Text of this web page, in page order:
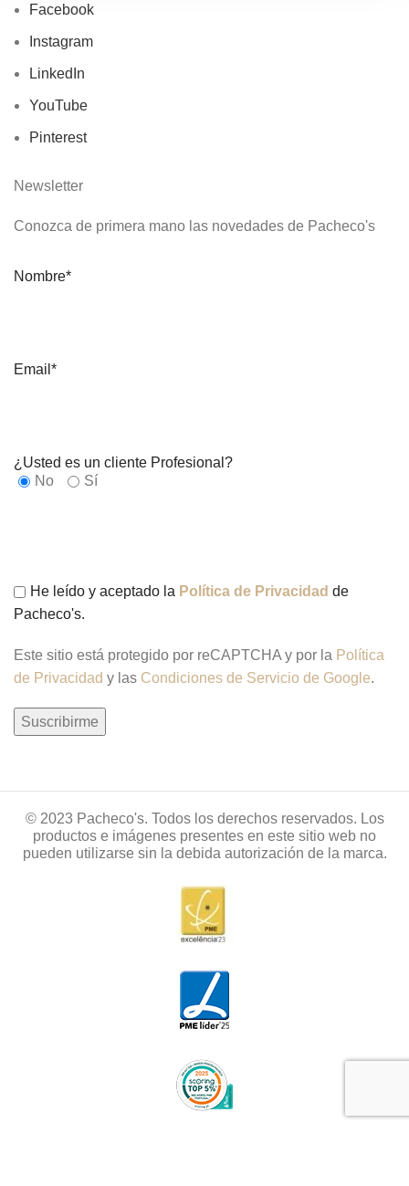
Facebook
Instagram
LinkedIn
YouTube
Pinterest
Newsletter
Conozca de primera mano las novedades de Pacheco's
Nombre*
Email*
¿Usted es un cliente Profesional?
No
Sí
He leído y aceptado la Política de Privacidad de
Pacheco's.
Este sitio está protegido por reCAPTCHA y por la Política
de Privacidad y las Condiciones de Servicio de Google.
© 2023 Pacheco's. Todos los derechos reservados. Los
productos e imágenes presentes en este sitio web no
pueden utilizarse sin la debida autorización de la marca.